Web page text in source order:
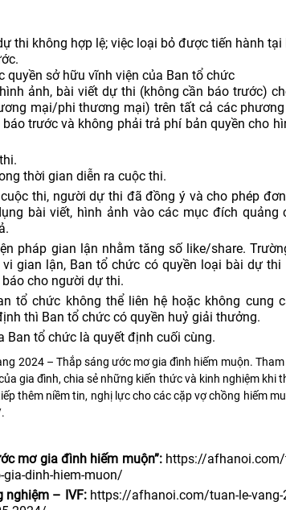
thi không hợp lệ; việc loại bỏ được tiến hành tại
quyền sở hữu vĩnh viện của Ban tổ chức
ảnh, bài viết dự thi (không cần báo trước)
mại/phi thương mại) trên tất cả các
trước và không phải trả phí bản quyền cho
thời gian diễn ra cuộc thi.
thi, người dự thi đã đồng ý và cho phép
bài viết, hình ảnh vào các mục đích quảng
pháp gian lận nhằm tăng số like/share.
gian lận, Ban tổ chức có quyền loại bài dự
cho người dự thi.
tổ chức không thể liên hệ hoặc không cung
thì Ban tổ chức có quyền huỷ giải thưởng.
Ban tổ chức là quyết định cuối cùng.
2024 – Thắp sáng ước mơ gia đình hiếm muộn.
gia đình, chia sẻ những kiến thức và kinh nghiệm khi
thêm niềm tin, nghị lực cho các cặp vợ chồng hiếm
mơ gia đình hiếm muộn”: https://
gia-dinh-hiem-muon/
nghiệm – IVF: https://afhanoi.com/tuan-le-vang-